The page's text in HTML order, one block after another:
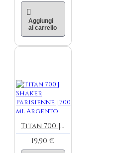
Aggiungi
al carrello
Titan 700 | Shaker Parisienne | 700 ml Argento
19,90 €